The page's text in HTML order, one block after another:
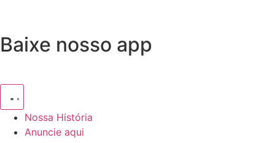
Baixe nosso app
Nossa História
Anuncie aqui